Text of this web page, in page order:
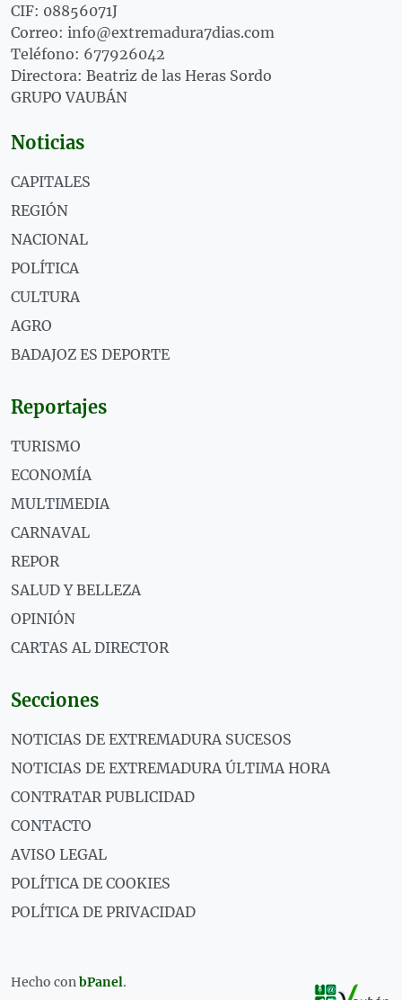
CIF: 08856071J
Correo: info@extremadura7dias.com
Teléfono: 677926042
Directora: Beatriz de las Heras Sordo
GRUPO VAUBÁN
Noticias
CAPITALES
REGIÓN
NACIONAL
POLÍTICA
CULTURA
AGRO
BADAJOZ ES DEPORTE
Reportajes
TURISMO
ECONOMÍA
MULTIMEDIA
CARNAVAL
REPOR
SALUD Y BELLEZA
OPINIÓN
CARTAS AL DIRECTOR
Secciones
NOTICIAS DE EXTREMADURA SUCESOS
NOTICIAS DE EXTREMADURA ÚLTIMA HORA
CONTRATAR PUBLICIDAD
CONTACTO
AVISO LEGAL
POLÍTICA DE COOKIES
POLÍTICA DE PRIVACIDAD
Hecho conbPanel.